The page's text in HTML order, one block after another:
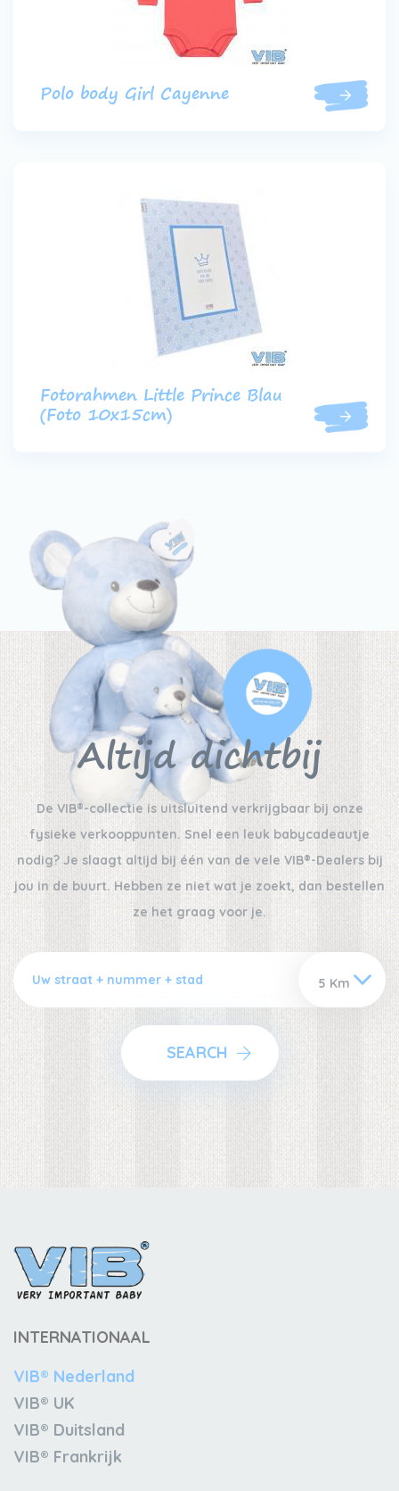
Polo body Girl Cayenne
Fotorahmen Little Prince Blau
(Foto 10x15cm)
Altijd dichtbij
De VIB®-collectie is uitsluitend verkrijgbaar bij onze
fysieke verkooppunten. Snel een leuk babycadeautje
nodig? Je slaagt altijd bij één van de vele VIB®-Dealers bij
jou in de buurt. Hebben ze niet wat je zoekt, dan bestellen
ze het graag voor je.
SEARCH
INTERNATIONAAL
VIB® Nederland
VIB® UK
VIB® Duitsland
VIB® Frankrijk